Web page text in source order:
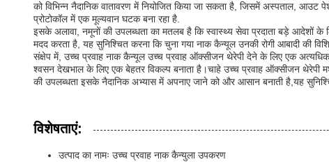
को विभिन्न नैदानिक वातावरण में नियोजित किया जा सकता है, जिसमें अस्पताल,
प्रोटोकॉल में एक मूल्यवान घटक बना रहा है.
इसके अलावा, नमूनों की उपलब्धता का मतलब है कि स्वास्थ्य सेवा प्रदाता बड़े आदेशों
मदद करता है, यह सुनिश्चित करना कि चुना गया नाक कैन्यूल उनकी रोगी आबादी की
संक्षेप में, उच्च प्रवाह नाक कैन्यूल उच्च प्रवाह ऑक्सीजन थेरेपी देने के लिए एक
श्वसन देखभाल के लिए एक बेहतर विकल्प बनाता है।चाहे उच्च प्रवाह ऑक्सीजन थेरेपी
की उपलब्धता इसके नैदानिक अभ्यास में अपनाए जाने को और आसान बनाती है,यह
विशेषताएं:
उत्पाद का नामः उच्च प्रवाह नाक कैन्युला उपकरण